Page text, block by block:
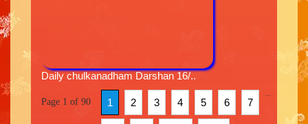
Daily chulkanadham Darshan 16/..
Page 1 of 90 1 2 3 4 5 6 7